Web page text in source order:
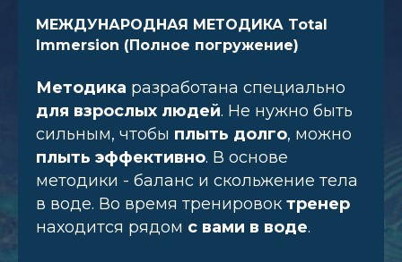
МЕЖДУНАРОДНАЯ МЕТОДИКА Total
Immersion (Полное погружение)
Методика разработана специально
для взрослых людей. Не нужно быть
сильным, чтобы плыть долго, можно
плыть эффективно. В основе
методики - баланс и скольжение тела
в воде. Во время тренировок тренер
находится рядом с вами в воде.